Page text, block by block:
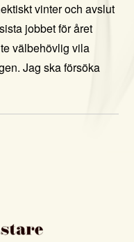
vinter och avslut
jobbet för året
välbehövlig vila
Jag ska försöka